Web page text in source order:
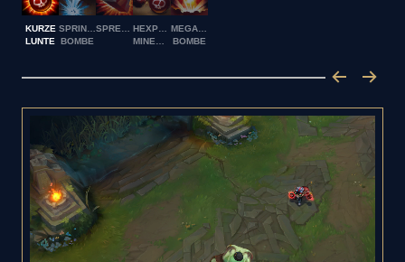
KURZE
LUNTE
SPRINGENDE
BOMBE
HEXPLOSIVESMEGAINFERNO-
BOMBE